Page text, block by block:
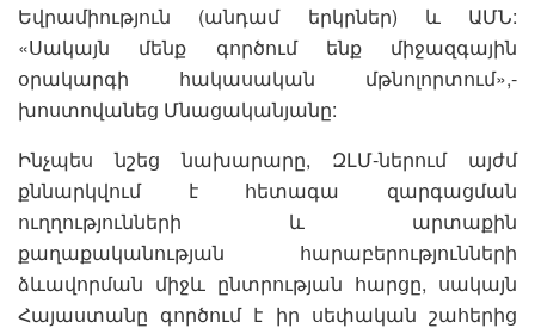
Եվրամիություն (անդամ երկրներ) և ԱՄՆ:
«Սակայն մենք գործում ենք միջազգային
օրակարգի հակասական մթնոլորտում»,-
խոստովանեց Մնացականյանը:
Ինչպես նշեց նախարարը, ԶԼՄ-ներում այժմ
քննարկվում է հետագա զարգացման
ուղղությունների և արտաքին
քաղաքականության հարաբերությունների
ձևավորման միջև ընտրության հարցը, սակայն
Հայաստանը գործում է իր սեփական շահերից